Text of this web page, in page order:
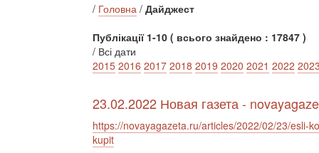
/ Головна / Дайджест
Публікації 1-10 ( всього знайдено : 17847 )
/ Всі дати
2015 2016 2017 2018 2019 2020 2021 2022
23.02.2022 Новая газета -
https://novayagazeta.ru/articles/2022/02/23/esli-
kupit